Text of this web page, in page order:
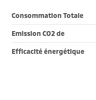
Consommation Totale
Emission CO2 de
Efficacité énergétique